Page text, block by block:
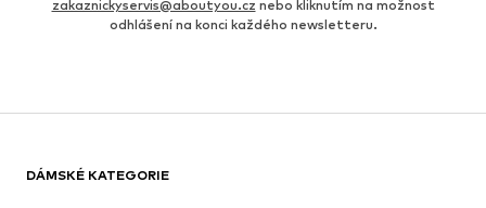
zakaznickyservis@aboutyou.cz nebo kliknutím na možnost
odhlášení na konci každého newsletteru.
DÁMSKÉ KATEGORIE